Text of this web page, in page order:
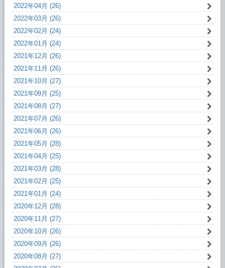
2022年04月 (26)
2022年03月 (26)
2022年02月 (24)
2022年01月 (24)
2021年12月 (26)
2021年11月 (26)
2021年10月 (27)
2021年09月 (25)
2021年08月 (27)
2021年07月 (26)
2021年06月 (26)
2021年05月 (28)
2021年04月 (25)
2021年03月 (28)
2021年02月 (25)
2021年01月 (24)
2020年12月 (28)
2020年11月 (27)
2020年10月 (26)
2020年09月 (26)
2020年08月 (27)